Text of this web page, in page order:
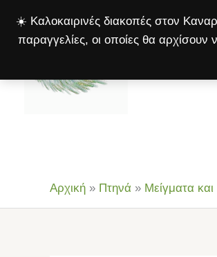
☀️ Καλοκαιρινές διακοπές στον
παραγγελίες, οι οποίες θα
περιεχόμενο
Αρχική » Πτηνά » Μείγματα